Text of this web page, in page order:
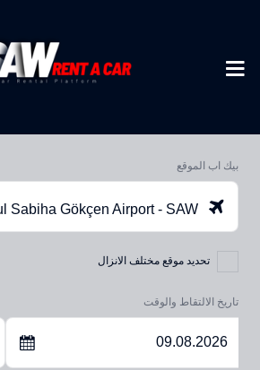
بيك اب الموقع
تحديد موقع مختلف الانزال
تاريخ الالتقاط والوقت